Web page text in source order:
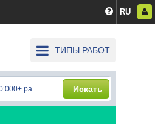
RU
ТИПЫ РАБОТ
Искать